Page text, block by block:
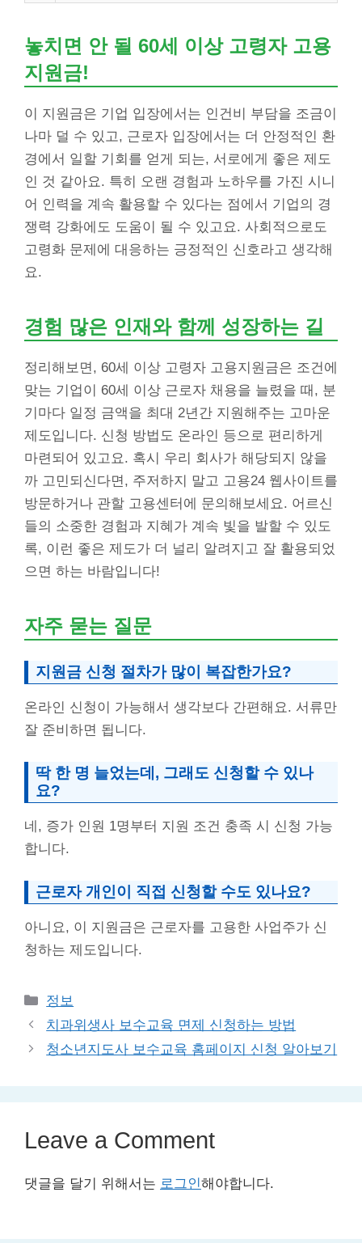
놓치면 안 될 60세 이상 고령자 고용
지원금!
이 지원금은 기업 입장에서는 인건비 부담을 조금이
나마 덜 수 있고, 근로자 입장에서는 더 안정적인 환
경에서 일할 기회를 얻게 되는, 서로에게 좋은 제도
인 것 같아요. 특히 오랜 경험과 노하우를 가진 시니
어 인력을 계속 활용할 수 있다는 점에서 기업의 경
쟁력 강화에도 도움이 될 수 있고요. 사회적으로도
고령화 문제에 대응하는 긍정적인 신호라고 생각해
요.
경험 많은 인재와 함께 성장하는 길
정리해보면, 60세 이상 고령자 고용지원금은 조건에
맞는 기업이 60세 이상 근로자 채용을 늘렸을 때, 분
기마다 일정 금액을 최대 2년간 지원해주는 고마운
제도입니다. 신청 방법도 온라인 등으로 편리하게
마련되어 있고요. 혹시 우리 회사가 해당되지 않을
까 고민되신다면, 주저하지 말고 고용24 웹사이트를
방문하거나 관할 고용센터에 문의해보세요. 어르신
들의 소중한 경험과 지혜가 계속 빛을 발할 수 있도
록, 이런 좋은 제도가 더 널리 알려지고 잘 활용되었
으면 하는 바람입니다!
자주 묻는 질문
지원금 신청 절차가 많이 복잡한가요?
온라인 신청이 가능해서 생각보다 간편해요. 서류만
잘 준비하면 됩니다.
딱 한 명 늘었는데, 그래도 신청할 수 있나
요?
네, 증가 인원 1명부터 지원 조건 충족 시 신청 가능
합니다.
근로자 개인이 직접 신청할 수도 있나요?
아니요, 이 지원금은 근로자를 고용한 사업주가 신
청하는 제도입니다.
Categories
정보
치과위생사 보수교육 면제 신청하는 방법
청소년지도사 보수교육 홈페이지 신청 알아보기
Leave a Comment
댓글을 달기 위해서는 로그인해야합니다.